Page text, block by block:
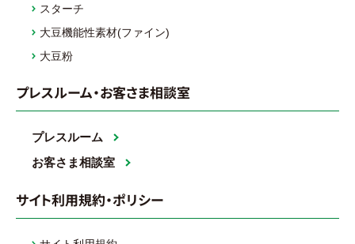
スターチ
大豆機能性素材(ファイン)
大豆粉
プレスルーム・お客さま相談室
プレスルーム
お客さま相談室
サイト利用規約・ポリシー